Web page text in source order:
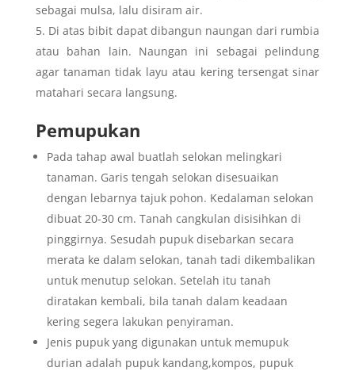
sebagai mulsa, lalu disiram air.
Di atas bibit dapat dibangun naungan dari rumbia
atau bahan lain. Naungan ini sebagai pelindung
agar tanaman tidak layu atau kering tersengat sinar
matahari secara langsung.
Pemupukan
Pada tahap awal buatlah selokan melingkari
tanaman. Garis tengah selokan disesuaikan
dengan lebarnya tajuk pohon. Kedalaman selokan
dibuat 20-30 cm. Tanah cangkulan disisihkan di
pinggirnya. Sesudah pupuk disebarkan secara
merata ke dalam selokan, tanah tadi dikembalikan
untuk menutup selokan. Setelah itu tanah
diratakan kembali, bila tanah dalam keadaan
kering segera lakukan penyiraman.
Jenis pupuk yang digunakan untuk memupuk
durian adalah pupuk kandang,kompos, pupuk